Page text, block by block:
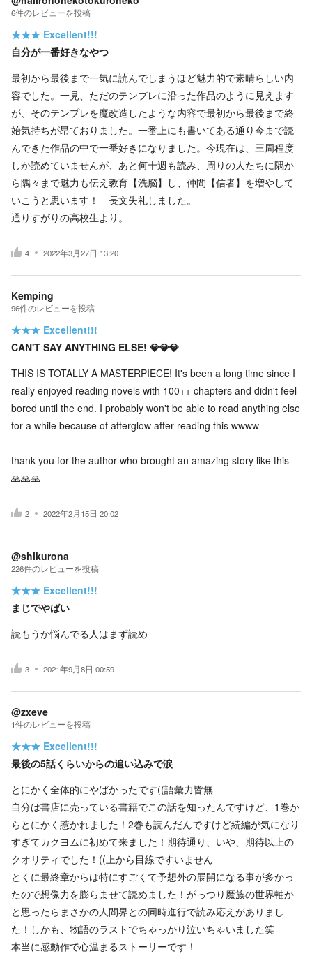
6件のレビューを投稿
★★★ Excellent!!!
自分が一番好きなやつ
最初から最後まで一気に読んでしまうほど魅力的で素晴らしい内
容でした。一見、ただのテンプレに沿った作品のように見えます
が、そのテンプレを魔改造したような内容で最初から最後まで終
始気持ちが昂ておりました。一番上にも書いてある通り今まで読
んできた作品の中で一番好きになりました。今現在は、三周程度
しか読めていませんが、あと何十週も読み、周りの人たちに隅か
ら隅々まで魅力も伝え教育【洗脳】し、仲間【信者】を増やして
いこうと思います！ 長文失礼しました。
通りすがりの高校生より。
4 2022年3月27日 13:20
Kemping
96件のレビューを投稿
★★★ Excellent!!!
CAN'T SAY ANYTHING ELSE! 💎💎💎
THIS IS TOTALLY A MASTERPIECE! It's been a long time since I
really enjoyed reading novels with 100++ chapters and didn't feel
bored until the end. I probably won't be able to read anything else
for a while because of afterglow after reading this wwww
thank you for the author who brought an amazing story like this
🙏🙏🙏
2 2022年2月15日 20:02
@shikurona
226件のレビューを投稿
★★★ Excellent!!!
まじでやばい
読もうか悩んでる人はまず読め
3 2021年9月8日 00:59
@zxeve
1件のレビューを投稿
★★★ Excellent!!!
最後の5話くらいからの追い込みで涙
とにかく全体的にやばかったです((語彙力皆無
自分は書店に売っている書籍でこの話を知ったんですけど、1巻か
らとにかく惹かれました！2巻も読んだんですけど続編が気になり
すぎてカクヨムに初めて来ました！期待通り、いや、期待以上の
クオリティでした！((上から目線ですいません
とくに最終章からは特にすごくて予想外の展開になる事が多かっ
たので想像力を膨らませて読めました！がっつり魔族の世界軸か
と思ったらまさかの人間界との同時進行で読み応えがありまし
た！しかも、物語のラストでちゃっかり泣いちゃいました笑
本当に感動作で心温まるストーリーです！